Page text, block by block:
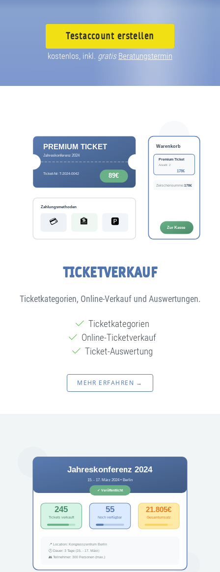
Testaccount erstellen
kostenlos, inkl. gratis Beratungstermin
TICKETVERKAUF
Ticketkategorien, Online-Verkauf und Auswertungen.
Ticketkategorien
Online-Ticketverkauf
Ticket-Auswertung
MEHR ERFAHREN →